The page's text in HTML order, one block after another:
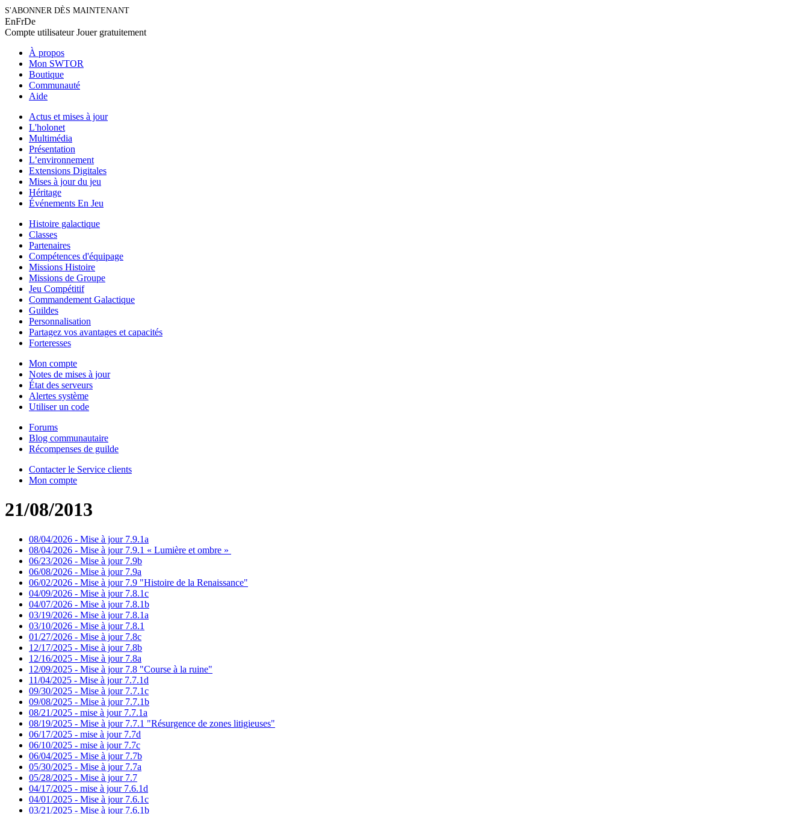
S'ABONNER DÈS MAINTENANT
EnFrDe
Compte utilisateurJouer gratuitement
À propos
Mon SWTOR
Boutique
Communauté
Aide
Actus et mises à jour
L'holonet
Multimédia
Présentation
L’environnement
Extensions Digitales
Mises à jour du jeu
Héritage
Événements En Jeu
Histoire galactique
Classes
Partenaires
Compétences d'équipage
Missions Histoire
Missions de Groupe
Jeu Compétitif
Commandement Galactique
Guildes
Personnalisation
Partagez vos avantages et capacités
Forteresses
Mon compte
Notes de mises à jour
État des serveurs
Alertes système
Utiliser un code
Forums
Blog communautaire
Récompenses de guilde
Contacter le Service clients
Mon compte
21/08/2013
08/04/2026 - Mise à jour 7.9.1a
08/04/2026 - Mise à jour 7.9.1 « Lumière et ombre »
06/23/2026 - Mise à jour 7.9b
06/08/2026 - Mise à jour 7.9a
06/02/2026 - Mise à jour 7.9 "Histoire de la Renaissance"
04/09/2026 - Mise à jour 7.8.1c
04/07/2026 - Mise à jour 7.8.1b
03/19/2026 - Mise à jour 7.8.1a
03/10/2026 - Mise à jour 7.8.1
01/27/2026 - Mise à jour 7.8c
12/17/2025 - Mise à jour 7.8b
12/16/2025 - Mise à jour 7.8a
12/09/2025 - Mise à jour 7.8 "Course à la ruine"
11/04/2025 - Mise à jour 7.7.1d
09/30/2025 - Mise à jour 7.7.1c
09/08/2025 - Mise à jour 7.7.1b
08/21/2025 - mise à jour 7.7.1a
08/19/2025 - Mise à jour 7.7.1 "Résurgence de zones litigieuses"
06/17/2025 - mise à jour 7.7d
06/10/2025 - mise à jour 7.7c
06/04/2025 - Mise à jour 7.7b
05/30/2025 - Mise à jour 7.7a
05/28/2025 - Mise à jour 7.7
04/17/2025 - mise à jour 7.6.1d
04/01/2025 - Mise à jour 7.6.1c
03/21/2025 - Mise à jour 7.6.1b